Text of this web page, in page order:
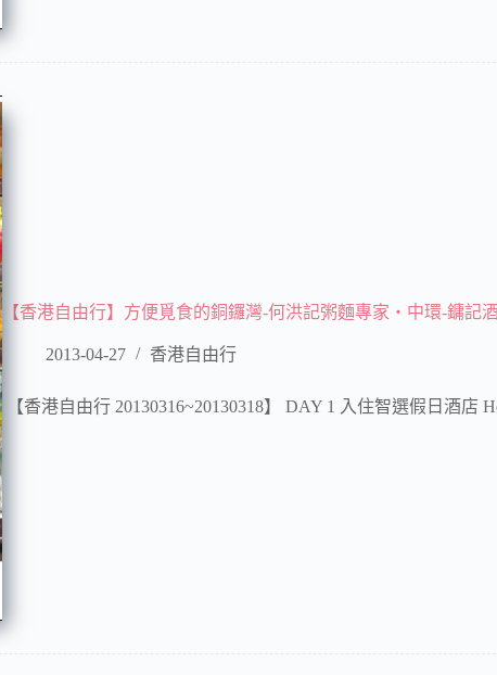
【香港自由行】方便覓食的銅鑼灣-何洪記粥麵專家‧中環-鏞記
2013-04-27 香港自由行
【香港自由行 20130316~20130318】 DAY 1 入住智選假日酒店